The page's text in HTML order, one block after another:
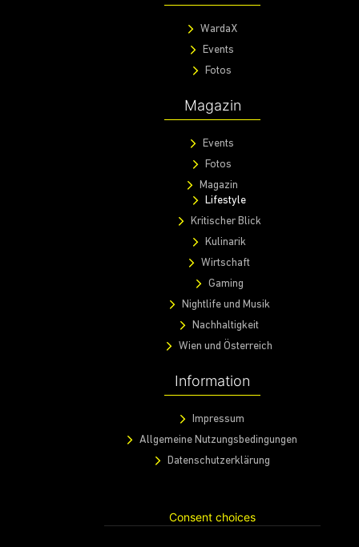
WardaX
Events
Fotos
Magazin
Events
Fotos
Magazin
Lifestyle
Kritischer Blick
Kulinarik
Wirtschaft
Gaming
Nightlife und Musik
Nachhaltigkeit
Wien und Österreich
Information
Impressum
Allgemeine Nutzungsbedingungen
Datenschutzerklärung
Consent choices